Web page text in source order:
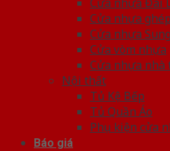
Cửa nhựa
Cửa nhựa
Cửa vòm nhựa
Cửa nhựa nhà
Nội thất
Tủ Kệ Bếp
Tủ Quần Áo
Phụ kiện cửa
Báo giá